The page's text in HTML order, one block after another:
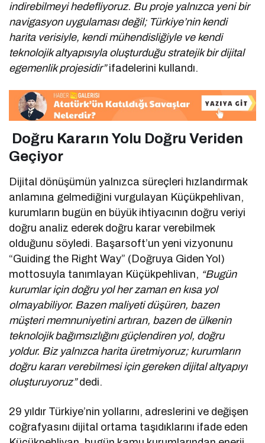
indirebilmeyi hedefliyoruz. Bu proje yalnızca yeni bir
navigasyon uygulaması değil; Türkiye’nin kendi
harita verisiyle, kendi mühendisliğiyle ve kendi
teknolojik altyapısıyla oluşturduğu stratejik bir dijital
egemenlik projesidir”ifadelerini kullandı.
Doğru Kararın Yolu Doğru Veriden
Geçiyor
Dijital dönüşümün yalnızca süreçleri hızlandırmak
anlamına gelmediğini vurgulayan Küçükpehlivan,
kurumların bugün en büyük ihtiyacının doğru veriyi
doğru analiz ederek doğru karar verebilmek
olduğunu söyledi. Başarsoft’un yeni vizyonunu
“Guiding the Right Way” (Doğruya Giden Yol)
mottosuyla tanımlayan Küçükpehlivan, “Bugün
kurumlar için doğru yol her zaman en kısa yol
olmayabiliyor. Bazen maliyeti düşüren, bazen
müşteri memnuniyetini artıran, bazen de ülkenin
teknolojik bağımsızlığını güçlendiren yol, doğru
yoldur. Biz yalnızca harita üretmiyoruz; kurumların
doğru kararı verebilmesi için gereken dijital altyapıyı
oluşturuyoruz”dedi.
29 yıldır Türkiye’nin yollarını, adreslerini ve değişen
coğrafyasını dijital ortama taşıdıklarını ifade eden